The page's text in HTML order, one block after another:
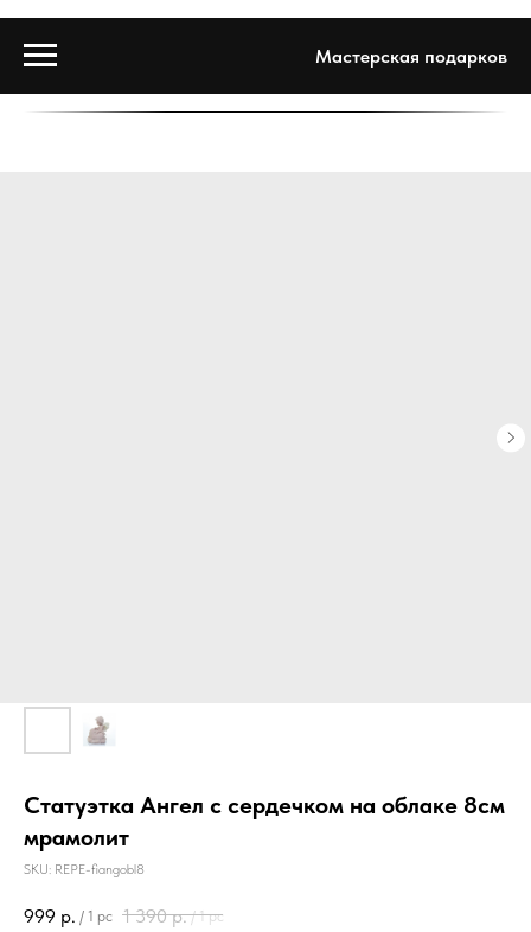
Мастерская подарков
Статуэтка Ангел с сердечком на облаке 8см
мрамолит
SKU: REPE-fiangobl8
999 р. / 1 pc 1 390 р. / 1 pc